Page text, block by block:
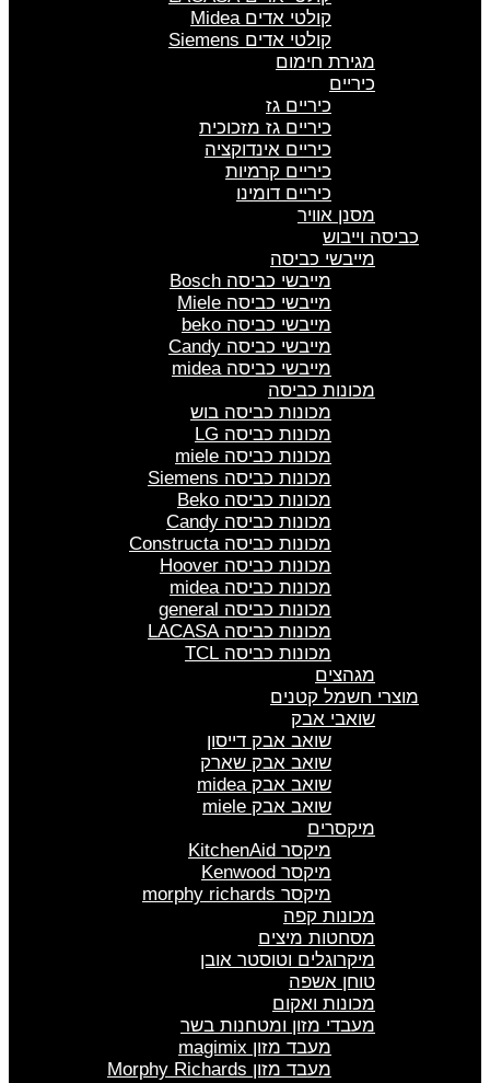
קולטי אדים Midea
קולטי אדים Siemens
מגירת חימום
כיריים
כיריים גז
כיריים גז מזכוכית
כיריים אינדוקציה
כיריים קרמיות
כיריים דומינו
מסנן אוויר
כביסה וייבוש
מייבשי כביסה
מייבשי כביסה Bosch
מייבשי כביסה Miele
מייבשי כביסה beko
מייבשי כביסה Candy
מייבשי כביסה midea
מכונות כביסה
מכונות כביסה בוש
מכונות כביסה LG
מכונות כביסה miele
מכונות כביסה Siemens
מכונות כביסה Beko
מכונות כביסה Candy
מכונות כביסה Constructa
מכונות כביסה Hoover
מכונות כביסה midea
מכונות כביסה general
מכונות כביסה LACASA
מכונות כביסה TCL
מגהצים
מוצרי חשמל קטנים
שואבי אבק
שואב אבק דייסון
שואב אבק שארק
שואב אבק midea
שואב אבק miele
מיקסרים
מיקסר KitchenAid
מיקסר Kenwood
מיקסר morphy richards
מכונות קפה
מסחטות מיצים
מיקרוגלים וטוסטר אובן
טוחן אשפה
מכונות ואקום
מעבדי מזון ומטחנות בשר
מעבד מזון magimix
מעבד מזון Morphy Richards